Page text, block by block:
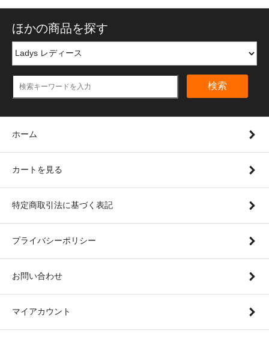
ほかの商品を探す
検索
ホーム
カートを見る
特定商取引法に基づく表記
プライバシーポリシー
お問い合わせ
マイアカウント